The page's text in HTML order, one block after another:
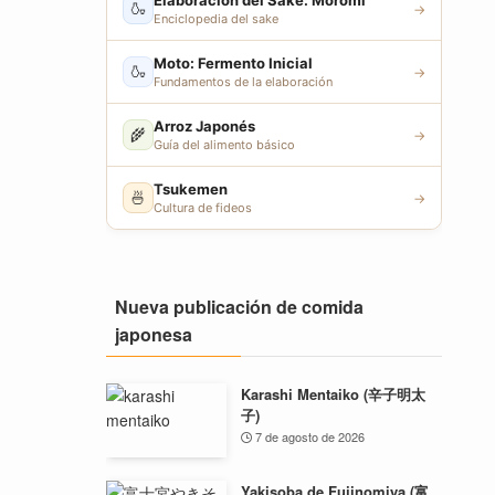
🍶
Enciclopedia del sake
→
🍶 Moto: Fermento Inicial
Fundamentos de la elaboración
→
🌾 Arroz Japonés
Guía del alimento básico
→
🍜 Tsukemen
Cultura de fideos
→
Nueva publicación de comida
japonesa
Karashi Mentaiko (辛子明太
子)
7 de agosto de 2026